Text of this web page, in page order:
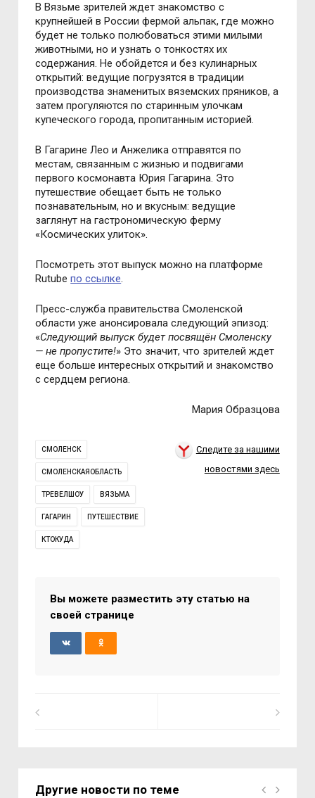
В Вязьме зрителей ждет знакомство с
крупнейшей в России фермой альпак, где можно
будет не только полюбоваться этими милыми
животными, но и узнать о тонкостях их
содержания. Не обойдется и без кулинарных
открытий: ведущие погрузятся в традиции
производства знаменитых вяземских пряников, а
затем прогуляются по старинным улочкам
купеческого города, пропитанным историей.
В Гагарине Лео и Анжелика отправятся по
местам, связанным с жизнью и подвигами
первого космонавта Юрия Гагарина. Это
путешествие обещает быть не только
познавательным, но и вкусным: ведущие
заглянут на гастрономическую ферму
«Космических улиток».
Посмотреть этот выпуск можно на платформе
Rutubeпо ссылке.
Пресс-служба правительства Смоленской
области уже анонсировала следующий эпизод:
«Следующий выпуск будет посвящён Смоленску
— не пропустите!» Это значит, что зрителей ждет
еще больше интересных открытий и знакомство
с сердцем региона.
Мария Образцова
СМОЛЕНСК
СМОЛЕНСКАЯОБЛАСТЬ
ТРЕВЕЛШОУ ВЯЗЬМА
ГАГАРИН ПУТЕШЕСТВИЕ
КТОКУДА
Следите за нашими
новостями здесь
Вы можете разместить эту статью на
своей странице
Другие новости по теме